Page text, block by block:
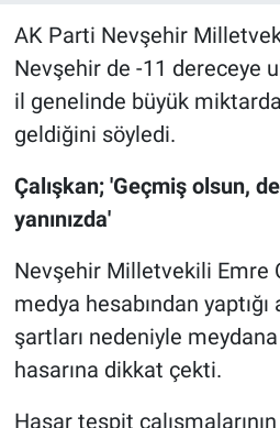
AK Parti Nevşehir
Nevşehir de -11 dereceye
il genelinde büyük
geldiğini söyledi.
Çalışkan; 'Geçmiş olsun,
yanınızda'
Nevşehir Milletvekili Emre
medya hesabından
şartları nedeniyle
hasarına dikkat çekti.
Hasar tespit
Teknoloji
Röportaj
Kayseri
Niğde
Aksaray
Kırşehir
Yerel